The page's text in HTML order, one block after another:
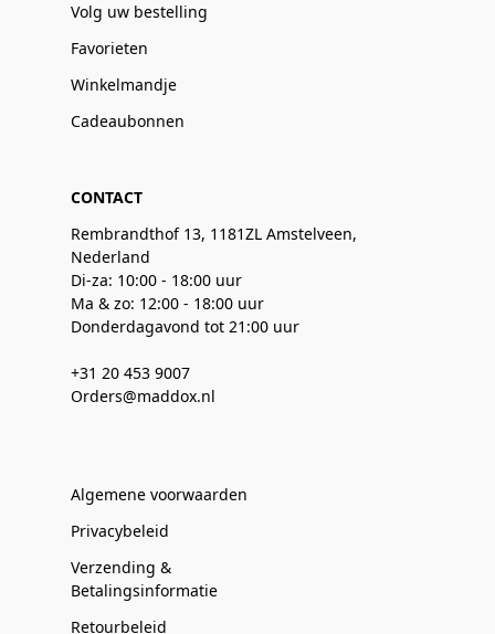
Volg uw bestelling
Favorieten
Winkelmandje
Cadeaubonnen
CONTACT
Rembrandthof 13, 1181ZL Amstelveen,
Nederland
Di-za: 10:00 - 18:00 uur
Ma & zo: 12:00 - 18:00 uur
Donderdagavond tot 21:00 uur
+31 20 453 9007
Orders@maddox.nl
Algemene voorwaarden
Privacybeleid
Verzending &
Betalingsinformatie
Retourbeleid